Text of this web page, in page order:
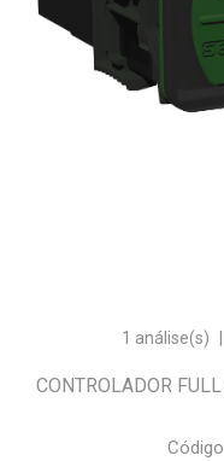
1 análise(s)
CONTROLADOR